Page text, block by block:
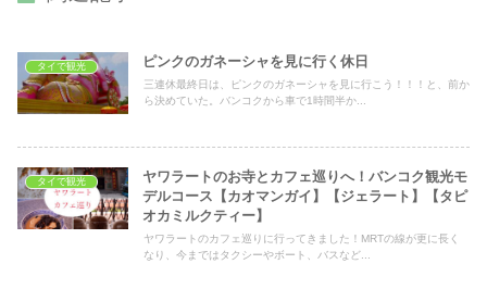
タイで観光 ピンクのガネーシャを見に行く休日
三連休最終日は、ピンクのガネーシャを見に行こう！！！と、前か
ら決めていた。バンコクから車で1時間半か...
タイで観光
ヤワラートのお寺とカフェ巡りへ！バンコク観光モ
デルコース【カオマンガイ】【ジェラート】【タピ
オカミルクティー】
ヤワラートのカフェ巡りに行ってきました！MRTの線が更に長く
なり、今まではタクシーやボート、バスなど...